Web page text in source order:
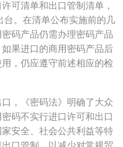
可清单和出口管制清单，
。在清单公布实施前的几
码产品仍需办理密码产品
果进口的商用密码产品后
，仍应遵守前述相应的检
，《密码法》明确了大众
码不实行进口许可和出口
安全、社会公共利益等特